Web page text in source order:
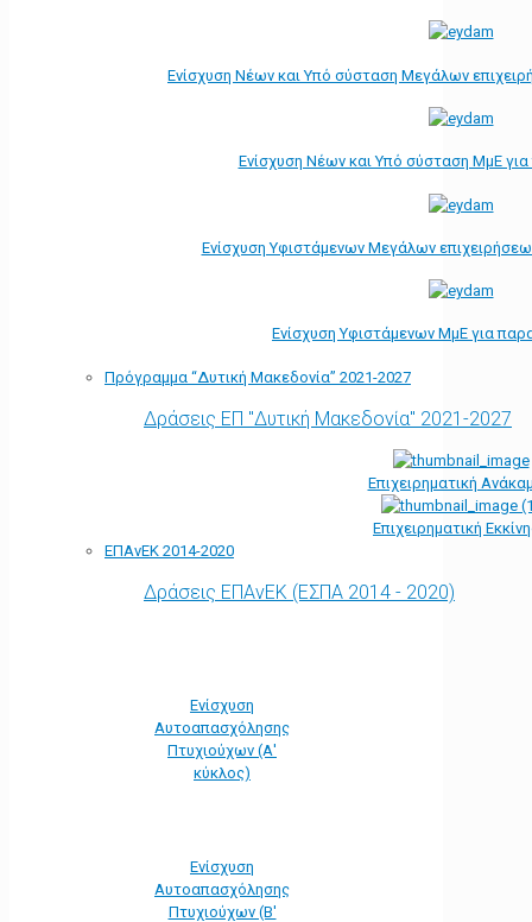
Ενίσχυση Νέων και Υπό σύσταση Μεγάλων
Ενίσχυση Νέων και Υπό σύσταση ΜμΕ
Ενίσχυση Υφιστάμενων Μεγάλων
Ενίσχυση Υφιστάμενων ΜμΕ για
Πρόγραμμα “Δυτική Μακεδονία” 2021-2027
Δράσεις ΕΠ "Δυτική Μακεδονία" 2021-2027
Επιχειρηματική
Επιχειρηματική
ΕΠΑνΕΚ 2014-2020
Δράσεις ΕΠΑνΕΚ (ΕΣΠΑ 2014 - 2020)
Ενίσχυση
Αυτοαπασχόλησης
Πτυχιούχων (Α'
κύκλος)
Ενίσχυση
Αυτοαπασχόλησης
Πτυχιούχων (Β'